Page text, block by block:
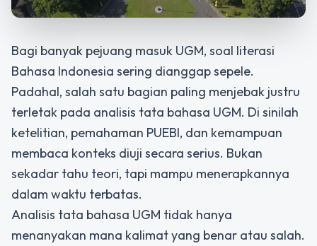
Bagi banyak pejuang masuk UGM, soal literasi
Bahasa Indonesia sering dianggap sepele.
Padahal, salah satu bagian paling menjebak justru
terletak pada analisis tata bahasa UGM. Di sinilah
ketelitian, pemahaman PUEBI, dan kemampuan
membaca konteks diuji secara serius. Bukan
sekadar tahu teori, tapi mampu menerapkannya
dalam waktu terbatas.
Analisis tata bahasa UGM tidak hanya
menanyakan mana kalimat yang benar atau salah.